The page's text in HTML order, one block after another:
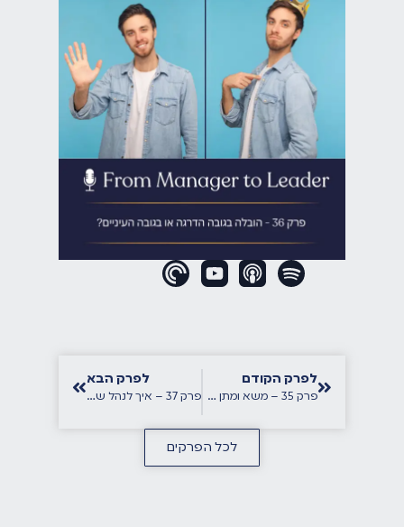
לפרק הקודם
פרק 35 – משא ומתן למנהלים: שלושה מפתחות להובלת תהליך מוצלח עם יעל חיו
לפרק הבא
פרק 37 – איך לנהל שיחות קשות צעד אחר צעד עם רן שביט
לכל הפרקים